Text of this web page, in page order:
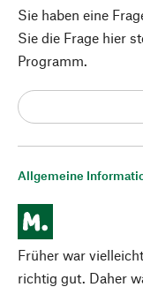
Allgemeine
Früher war
richtig gut. Daher
Sie haben eine
Sie die Frage hier
Programm.